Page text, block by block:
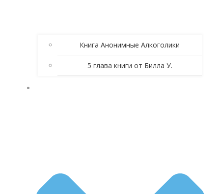
Книга Анонимные Алкоголики
5 глава книги от Билла У.